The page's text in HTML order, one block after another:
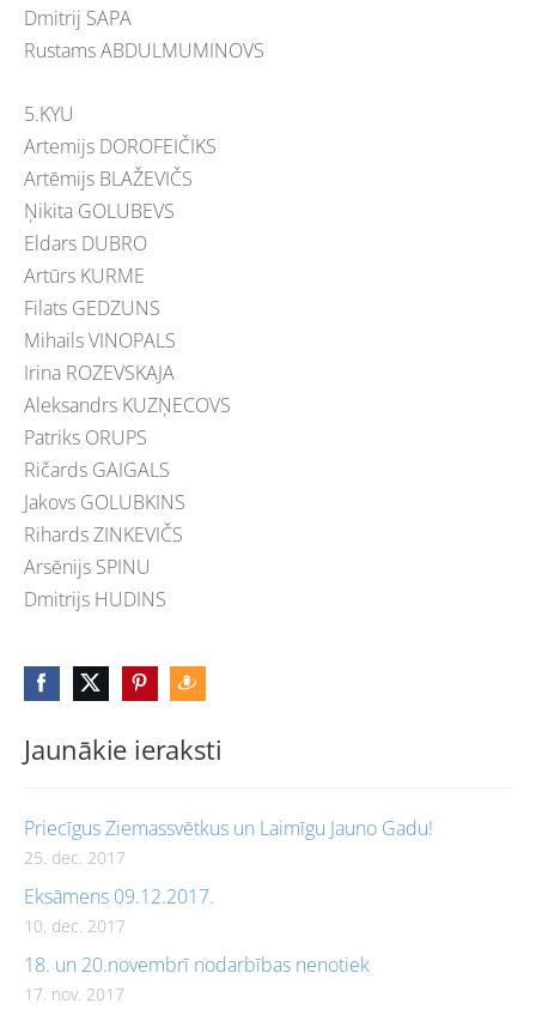
Jaunākie ieraksti
Priecīgus Ziemassvētkus un Laimīgu Jauno Gadu!
25. dec. 2017
Eksāmens 09.12.2017.
10. dec. 2017
18. un 20.novembrī nodarbības nenotiek
17. nov. 2017
Dmitrij SAPA
Rustams ABDULMUMINOVS
5.KYU
Artemijs DOROFEIČIKS
Artēmijs BLAŽEVIČS
Ņikita GOLUBEVS
Eldars DUBRO
Artūrs KURME
Filats GEDZUNS
Mihails VINOPALS
Irina ROZEVSKAJA
Aleksandrs KUZŅECOVS
Patriks ORUPS
Ričards GAIGALS
Jakovs GOLUBKINS
Rihards ZINKEVIČS
Arsēnijs SPINU
Dmitrijs HUDINS